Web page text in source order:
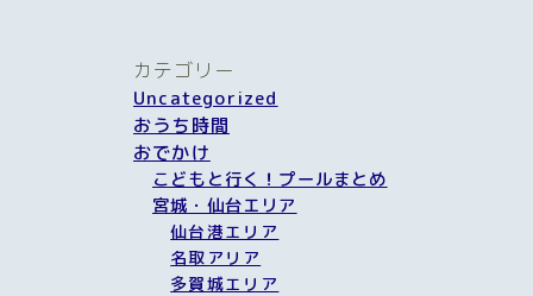
カテゴリー
Uncategorized
おうち時間
おでかけ
こどもと行く！プールまとめ
宮城・仙台エリア
仙台港エリア
名取アリア
多賀城エリア